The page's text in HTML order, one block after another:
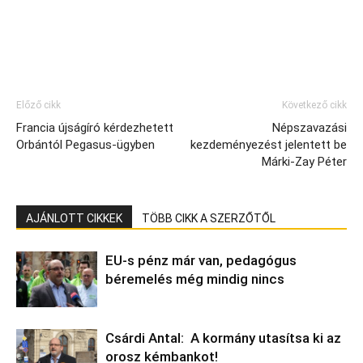
Előző cikk
Francia újságíró kérdezhetett
Orbántól Pegasus-ügyben
Következő cikk
Népszavazási
kezdeményezést jelentett be
Márki-Zay Péter
AJÁNLOTT CIKKEK TÖBB CIKK A SZERZŐTŐL
EU-s pénz már van, pedagógus
béremelés még mindig nincs
Csárdi Antal: A kormány utasítsa ki az
orosz kémbankot!